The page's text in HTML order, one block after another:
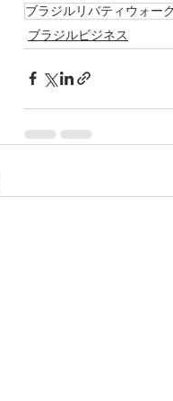
ブラジルリバティウォー
ブラジルビジネス